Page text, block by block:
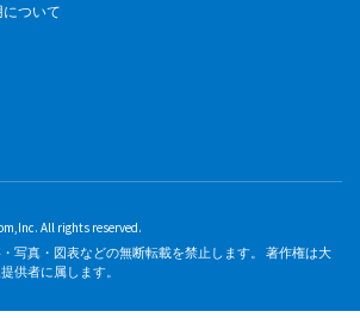
ついて
All rights reserved.
写真・図表などの無断転載を禁止します。 著作権は大
供者に属します。